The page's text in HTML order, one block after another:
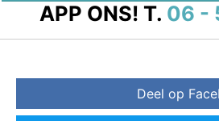
APP ONS! T. 06 -
Deel op